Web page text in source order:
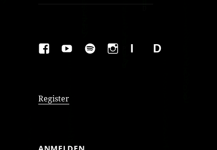
FAKEBOOK
YOUTUBESPOTIFYINSTAGRAM
IMPRESSUM
Register